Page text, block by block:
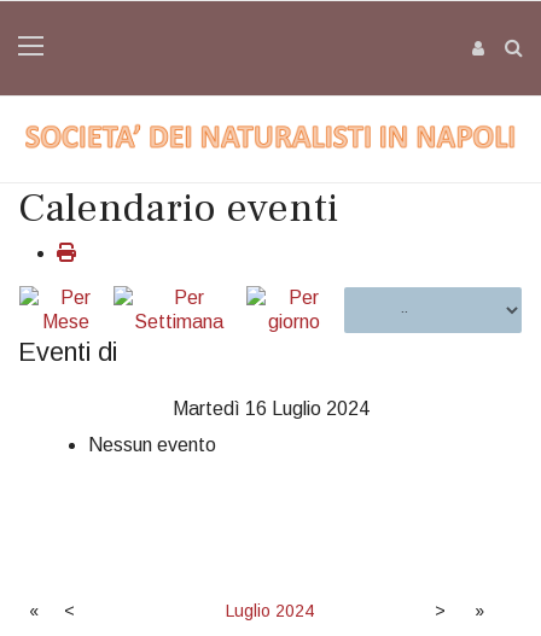
Calendario eventi
Eventi di
Martedì 16 Luglio 2024
Nessun evento
« < Luglio 2024 > »